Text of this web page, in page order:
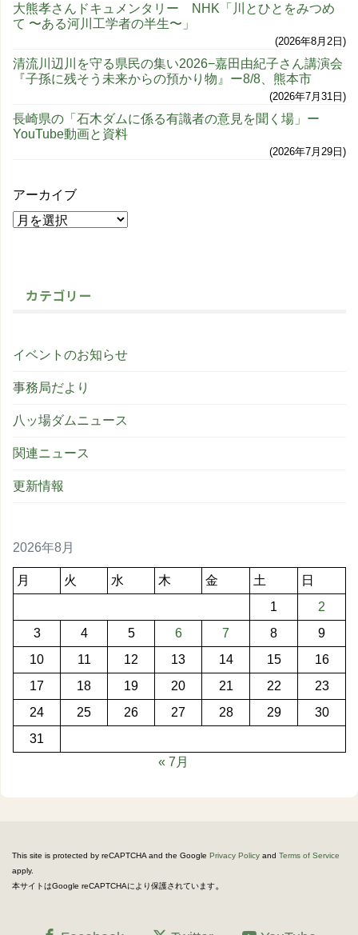
大熊孝さんドキュメンタリー NHK「川とひとをみつめ
て 〜ある河川工学者の半生〜」
2026年8月2日
清流川辺川を守る県民の集い2026−嘉田由紀子さん講演会
『子孫に残そう未来からの預かり物』ー8/8、熊本市
2026年7月31日
長崎県の「石木ダムに係る有識者の意見を聞く場」ー
YouTube動画と資料
2026年7月29日
アーカイブ
カテゴリー
イベントのお知らせ
事務局だより
八ッ場ダムニュース
関連ニュース
更新情報
2026年8月
月 火 水 木 金 土
日
1
2
3
4 5 6 7 8
9
10
11 12 13 14 15
16
17
18 19 20 21 22
23
24
25 26 27 28 29
30
31
« 7月
This site is protected by reCAPTCHA and the Google Privacy Policy and Terms of Service
apply.
本サイトはGoogle reCAPTCHAにより保護されています。